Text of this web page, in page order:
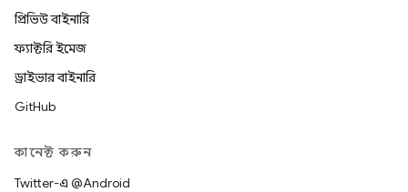
প্রিভিউ বাইনারি
ফ্যাক্টরি ইমেজ
ড্রাইভার বাইনারি
GitHub
কানেক্ট করুন
Twitter-এ @Android